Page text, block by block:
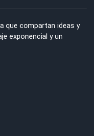
que compartan ideas y
exponencial y un